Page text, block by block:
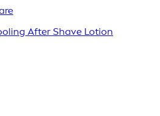
After Shave Lotion